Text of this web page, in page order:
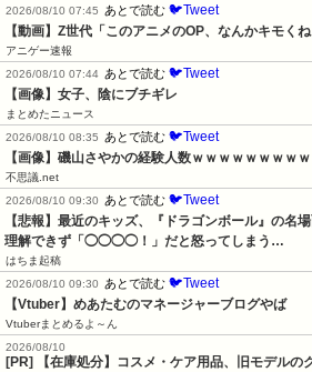
2026/08/10 07:45
あとで読む 🐦Tweet
【動画】Z世代「このアニメのOP、なんかキモく
アニゲー速報
2026/08/10 07:44 あとで読む 🐦Tweet
【画像】女子、陰にブチギレ
まとめたニュース
2026/08/10 08:35
あとで読む 🐦Tweet
【画像】磯山さやかの経験人数ｗｗｗｗｗｗｗｗ
不思議.net
2026/08/10 09:30
あとで読む 🐦Tweet
【悲報】最近のキッズ、『ドラゴンボール』の名
理解できず「◯◯◯◯！」だと怒ってしまう…
はちま起稿
2026/08/10 09:30
あとで読む 🐦Tweet
【Vtuber】めあたむのマネージャーブログやば
Vtuberまとめるよ～ん
2026/08/10
[PR] 【在庫処分】コスメ・ケア用品、旧モデルの